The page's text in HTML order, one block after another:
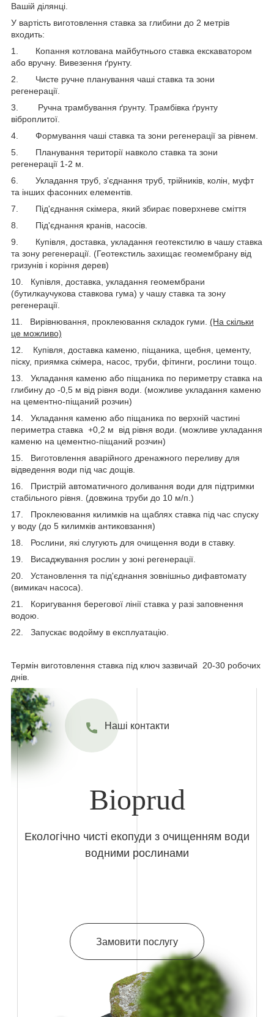
Вашій ділянці.
У вартість виготовлення ставка за глибини до 2 метрів
входить:
1. Копання котлована майбутнього ставка екскаватором
або вручну. Вивезення ґрунту.
2. Чисте ручне планування чаші ставка та зони
регенерації.
3. Ручна трамбування ґрунту. Трамбівка ґрунту
віброплитої.
4. Формування чаші ставка та зони регенерації за рівнем.
5. Планування території навколо ставка та зони
регенерації 1-2 м.
6. Укладання труб, з'єднання труб, трійників, колін, муфт
та інших фасонних елементів.
7. Під'єднання скімера, який збирає поверхневе сміття
8. Під'єднання кранів, насосів.
9. Купівля, доставка, укладання геотекстилю в чашу ставка
та зону регенерації. (Геотекстиль захищає геомембрану від
гризунів і коріння дерев)
10. Купівля, доставка, укладання геомембрани
(бутилкаучукова ставкова гума) у чашу ставка та зону
регенерації.
11. Вирівнювання, проклеювання складок гуми. (На скільки
це можливо)
12. Купівля, доставка каменю, піщаника, щебня, цементу,
піску, приямка скімера, насос, труби, фітинги, рослини тощо.
13. Укладання каменю або піщаника по периметру ставка на
глибину до -0,5 м від рівня води. (можливе укладання каменю
на цементно-піщаний розчин)
14. Укладання каменю або піщаника по верхній частині
периметра ставка +0,2 м від рівня води. (можливе укладання
каменю на цементно-піщаний розчин)
15. Виготовлення аварійного дренажного переливу для
відведення води під час дощів.
16. Пристрій автоматичного доливання води для підтримки
стабільного рівня. (довжина труби до 10 м/п.)
17. Проклеювання килимків на щаблях ставка під час спуску
у воду (до 5 килимків антиковзання)
18. Рослини, які слугують для очищення води в ставку.
19. Висаджування рослин у зоні регенерації.
20. Установлення та під'єднання зовнішньо дифавтомату
(вимикач насоса).
21. Коригування берегової лінії ставка у разі заповнення
водою.
22. Запускає водойму в експлуатацію.
Термін виготовлення ставка під ключ зазвичай 20-30 робочих
днів.
Наші контакти
Bioprud
Екологічно чисті екопуди з очищенням води
водними рослинами
Замовити послугу